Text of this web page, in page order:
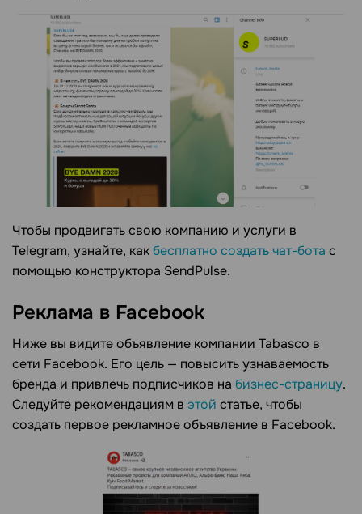
Чтобы продвигать свою компанию и услуги в
Telegram, узнайте, какбесплатно создать чат-бота с
помощью конструктора SendPulse.
Реклама в Facebook
Ниже вы видите объявление компании Tabasco в
сети Facebook. Его цель — повысить узнаваемость
бренда и привлечь подписчиков на бизнес-страницу.
Следуйте рекомендациям в этой статье, чтобы
создать первое рекламное объявление в Facebook.